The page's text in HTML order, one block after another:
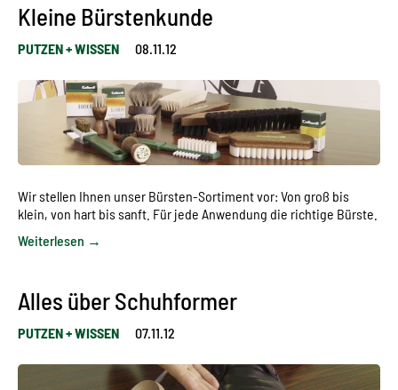
Kleine Bürstenkunde
PUTZEN + WISSEN 08.11.12
Wir stellen Ihnen unser Bürsten-Sortiment vor: Von groß bis
klein, von hart bis sanft. Für jede Anwendung die richtige Bürste.
Weiterlesen →
Alles über Schuhformer
PUTZEN + WISSEN 07.11.12